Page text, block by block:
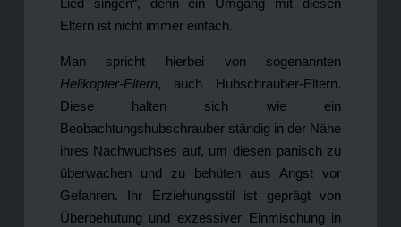
Lied singen“, denn ein Umgang mit diesen
Eltern ist nicht immer einfach.
Man spricht hierbei von sogenannten
Helikopter-Eltern, auch Hubschrauber-Eltern.
Diese halten sich wie ein
Beobachtungshubschrauber ständig in der Nähe
ihres Nachwuchses auf, um diesen panisch zu
überwachen und zu behüten aus Angst vor
Gefahren. Ihr Erziehungsstil ist geprägt von
Überbehütung und exzessiver Einmischung in